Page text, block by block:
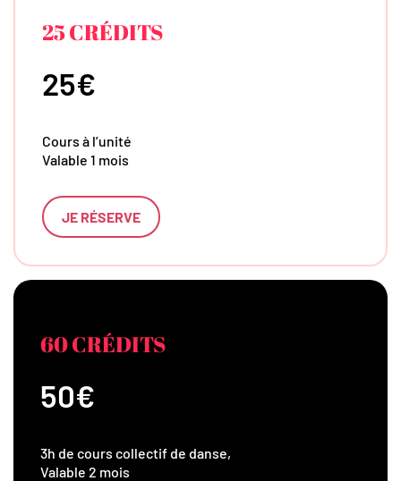
25 CRÉDITS
25€
Cours à l’unité
Valable 1 mois
JE RÉSERVE
60 CRÉDITS
50€
3h de cours collectif de danse,
Valable 2 mois